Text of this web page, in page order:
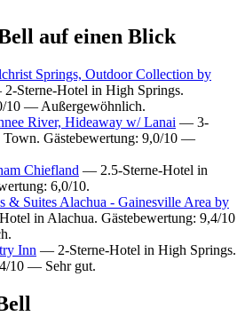
auf einen Blick
Springs, Outdoor Collection by
Sterne-Hotel in High Springs.
10 — Außergewöhnlich.
River, Hideaway w/ Lanai — 3-
Town. Gästebewertung: 9,0/10 —
Chiefland — 2.5-Sterne-Hotel in
6,0/10.
& Suites Alachua - Gainesville Area by
in Alachua. Gästebewertung: 9,4/10
Inn — 2-Sterne-Hotel in High Springs.
10 — Sehr gut.